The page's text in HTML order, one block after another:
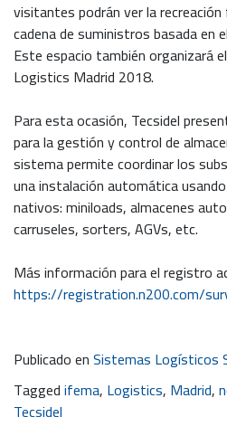
visitantes podrán ver la
cadena de suministros basada en
Este espacio también organizará
Logistics Madrid 2018.
Para esta ocasión, Tecsidel
para la gestión y control de
sistema permite coordinar los
una instalación automática
nativos: miniloads, almacenes
carruseles, sorters, AGVs, etc.
Más información para el registro
https://registration.n200.com/
Publicado enSistemas Logísticos
Taggedifema, Logistics, Madrid,
Tecsidel